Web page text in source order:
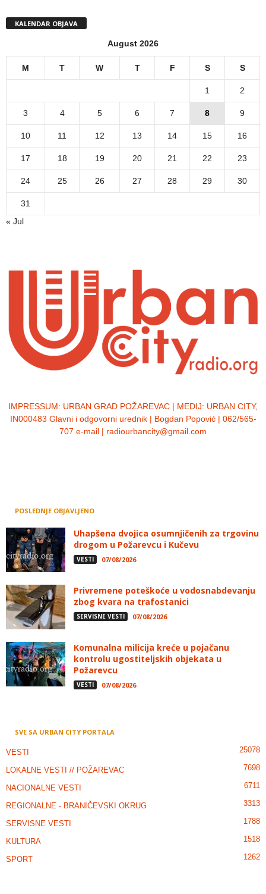
KALENDAR OBJAVA
August 2026
M T W T F S S
1 2
3 4 5 6 7 8 9
10 11 12 13 14 15 16
17 18 19 20 21 22 23
24 25 26 27 28 29 30
31
« Jul
IMPRESSUM: URBAN GRAD POŽAREVAC | MEDIJ: URBAN CITY,
IN000483 Glavni i odgovorni urednik | Bogdan Popović | 062/565-
707 e-mail | radiourbancity@gmail.com
POSLEDNJE OBJAVLJENO
Uhapšena dvojica osumnjičenih za trgovinu
drogom u Požarevcu i Kučevu
VESTI 07/08/2026
Privremene poteškoće u vodosnabdevanju
zbog kvara na trafostanici
SERVISNE VESTI 07/08/2026
Komunalna milicija kreće u pojačanu
kontrolu ugostiteljskih objekata u
Požarevcu
VESTI 07/08/2026
SVE SA URBAN CITY PORTALA
VESTI 25078
LOKALNE VESTI // POŽAREVAC 7698
NACIONALNE VESTI 6711
REGIONALNE - BRANIČEVSKI OKRUG 3313
SERVISNE VESTI 1788
KULTURA 1518
SPORT 1262